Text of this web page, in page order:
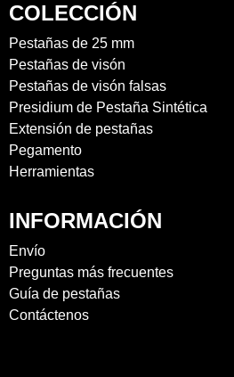
COLECCIÓN
Pestañas de 25 mm
Pestañas de visón
Pestañas de visón falsas
Presidium de Pestaña Sintética
Extensión de pestañas
Pegamento
Herramientas
INFORMACIÓN
Envío
Preguntas más frecuentes
Guía de pestañas
Contáctenos